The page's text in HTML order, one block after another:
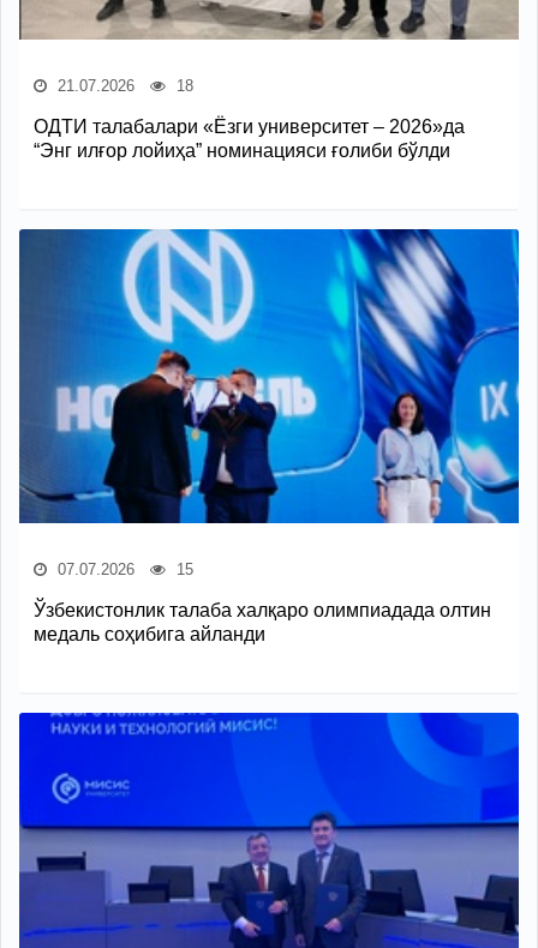
21.07.2026 18
ОДТИ талабалари «Ёзги университет – 2026»да
“Энг илғор лойиҳа” номинацияси ғолиби бўлди
07.07.2026 15
Ўзбекистонлик талаба халқаро олимпиадада олтин
медаль соҳибига айланди